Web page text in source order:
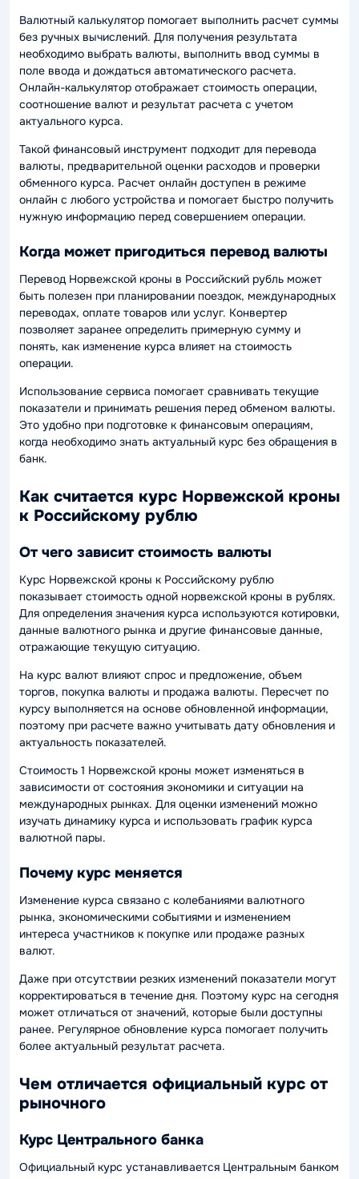
Валютный калькулятор помогает выполнить расчет суммы
без ручных вычислений. Для получения результата
необходимо выбрать валюты, выполнить ввод суммы в
поле ввода и дождаться автоматического расчета.
Онлайн-калькулятор отображает стоимость операции,
соотношение валют и результат расчета с учетом
актуального курса.
Такой финансовый инструмент подходит для перевода
валюты, предварительной оценки расходов и проверки
обменного курса. Расчет онлайн доступен в режиме
онлайн с любого устройства и помогает быстро получить
нужную информацию перед совершением операции.
Когда может пригодиться перевод валюты
Перевод Норвежской кроны в Российский рубль может
быть полезен при планировании поездок, международных
переводах, оплате товаров или услуг. Конвертер
позволяет заранее определить примерную сумму и
понять, как изменение курса влияет на стоимость
операции.
Использование сервиса помогает сравнивать текущие
показатели и принимать решения перед обменом валюты.
Это удобно при подготовке к финансовым операциям,
когда необходимо знать актуальный курс без обращения в
банк.
Как считается курс Норвежской кроны
к Российскому рублю
От чего зависит стоимость валюты
Курс Норвежской кроны к Российскому рублю
показывает стоимость одной норвежской кроны в рублях.
Для определения значения курса используются котировки,
данные валютного рынка и другие финансовые данные,
отражающие текущую ситуацию.
На курс валют влияют спрос и предложение, объем
торгов, покупка валюты и продажа валюты. Пересчет по
курсу выполняется на основе обновленной информации,
поэтому при расчете важно учитывать дату обновления и
актуальность показателей.
Стоимость 1 Норвежской кроны может изменяться в
зависимости от состояния экономики и ситуации на
международных рынках. Для оценки изменений можно
изучать динамику курса и использовать график курса
валютной пары.
Почему курс меняется
Изменение курса связано с колебаниями валютного
рынка, экономическими событиями и изменением
интереса участников к покупке или продаже разных
валют.
Даже при отсутствии резких изменений показатели могут
корректироваться в течение дня. Поэтому курс на сегодня
может отличаться от значений, которые были доступны
ранее. Регулярное обновление курса помогает получить
более актуальный результат расчета.
Чем отличается официальный курс от
рыночного
Курс Центрального банка
Официальный курс устанавливается Центральным банком